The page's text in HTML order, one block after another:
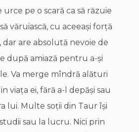
urce pe o scară ca să răzuie
văruiască, cu aceeaşi forţă
dar are absolută nevoie de
după amiază pentru a-şi
Va merge mîndră alături
viaţa ei, fără a-l depăşi sau
lui. Multe soţii din Taur îşi
sau la lucru. Nici prin